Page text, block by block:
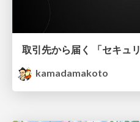
kamadamakoto